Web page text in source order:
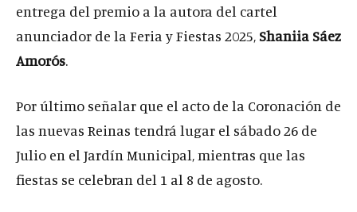
entrega del premio a la autora del cartel
anunciador de la Feria y Fiestas 2025,Shaniia Sáez
Amorós.
Por último señalar que el acto de la Coronación de
las nuevas Reinas tendrá lugar el sábado 26 de
Julio en el Jardín Municipal, mientras que las
fiestas se celebran del 1 al 8 de agosto.